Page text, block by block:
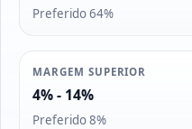
Preferido 64%
MARGEM SUPERIOR
4% - 14%
Preferido 8%